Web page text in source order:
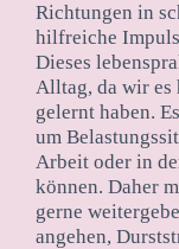
Richtungen in
hilfreiche
Dieses
Alltag, da wir es
gelernt haben.
um
Arbeit oder in
können. Daher
gerne
angehen,